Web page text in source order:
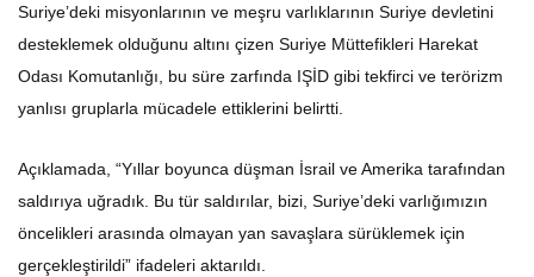
Suriye’deki misyonlarının ve meşru varlıklarının Suriye devletini
desteklemek olduğunu altını çizen Suriye Müttefikleri Harekat
Odası Komutanlığı, bu süre zarfında IŞİD gibi tekfirci ve terörizm
yanlısı gruplarla mücadele ettiklerini belirtti.
Açıklamada, “Yıllar boyunca düşman İsrail ve Amerika tarafından
saldırıya uğradık. Bu tür saldırılar, bizi, Suriye’deki varlığımızın
öncelikleri arasında olmayan yan savaşlara sürüklemek için
gerçekleştirildi” ifadeleri aktarıldı.